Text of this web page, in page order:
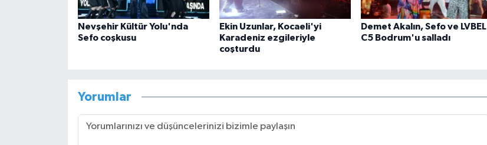
Nevşehir Kültür Yolu'nda
Sefo coşkusu
Ekin Uzunlar, Kocaeli'yi
Karadeniz ezgileriyle
coşturdu
Demet Akalın, Sefo ve LVBEL
C5 Bodrum'u salladı
Yorumlar